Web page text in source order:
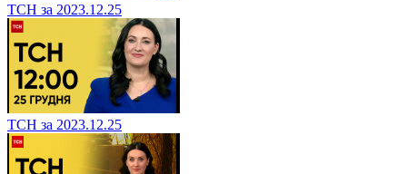
ТСН за 2023.12.25
ТСН за 2023.12.25